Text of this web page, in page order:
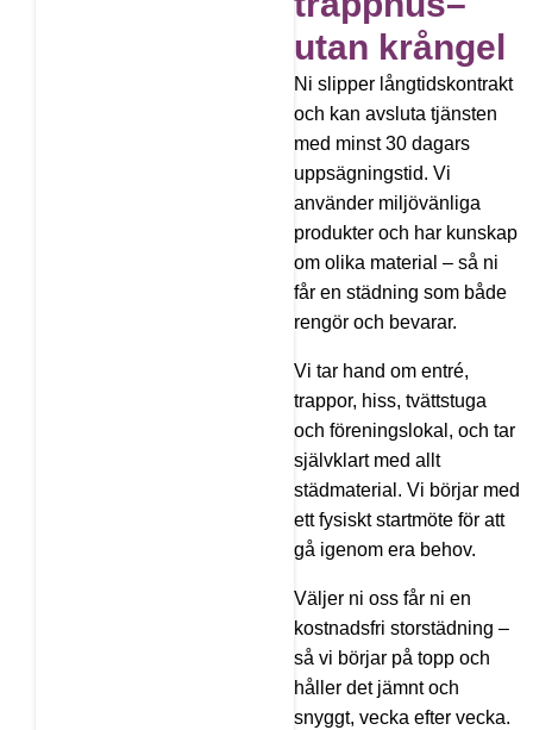
utan krångel
Ni slipper långtidskontrakt
och kan avsluta tjänsten
med minst 30 dagars
uppsägningstid. Vi
använder miljövänliga
produkter och har kunskap
om olika material – så ni
får en städning som både
rengör och bevarar.
Vi tar hand om entré,
trappor, hiss, tvättstuga
och föreningslokal, och tar
självklart med allt
städmaterial. Vi börjar med
ett fysiskt startmöte för att
gå igenom era behov.
Väljer ni oss får ni en
kostnadsfri storstädning –
så vi börjar på topp och
håller det jämnt och
snyggt, vecka efter vecka.